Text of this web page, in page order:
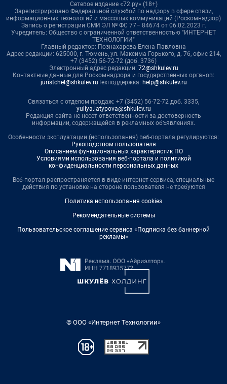
Сетевое издание «72.ру» (18+)
Зарегистрировано Федеральной службой по надзору в сфере связи,
информационных технологий и массовых коммуникаций (Роскомнадзор)
Запись о регистрации СМИ ЭЛ № ФС 77– 84674 от 06.02.2023 г.
Учредитель: Общество с ограниченной ответственностью "ИНТЕРНЕТ
ТЕХНОЛОГИИ"
Главный редактор: Познахарева Елена Павловна
Адрес редакции: 625000, г. Тюмень, ул. Максима Горького, д. 76, офис 214,
+7 (3452) 56-72-72 (доб. 3736)
Электронный адрес редакции: 72@shkulev.ru
Контактные данные для Роскомнадзора и государственных органов:
juristchel@shkulev.ruТехподдержка: help@shkulev.ru
Связаться с отделом продаж: +7 (3452) 56-72-72 доб. 3335,
yuliya.latypova@shkulev.ru
Редакция сайта не несет ответственности за достоверность
информации, содержащейся в рекламных объявлениях.
Особенности эксплуатации (использования) веб-портала регулируются:
Руководством пользователя
Описанием функциональных характеристик ПО
Условиями использования веб-портала и политикой
конфиденциальности персональных данных
Веб-портал распространяется в виде интернет-сервиса, специальные
действия по установке на стороне пользователя не требуются
Политика использования cookies
Рекомендательные системы
Пользовательское соглашение сервиса «Подписка без баннерной
рекламы»
© ООО «Интернет Технологии»